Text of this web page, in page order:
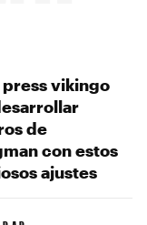
press vikingo
de
con estos
ajustes